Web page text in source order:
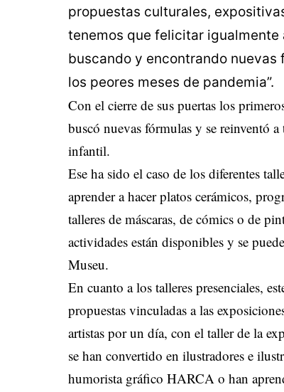
propuestas culturales,
tenemos que felicitar
buscando y encontrando
los peores meses de pandemia”.
Con el cierre de sus puertas los
buscó nuevas fórmulas y se reinventó
infantil.
Ese ha sido el caso de los diferentes
aprender a hacer platos cerámicos,
talleres de máscaras, de cómics o de
actividades están disponibles y se
Museu.
En cuanto a los talleres presenciales,
propuestas vinculadas a las
artistas por un día, con el taller de la
se han convertido en ilustradores e
humorista gráfico HARCA o han